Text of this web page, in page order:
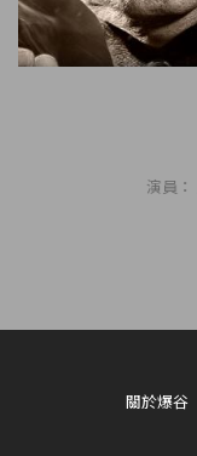
演員
關於爆谷